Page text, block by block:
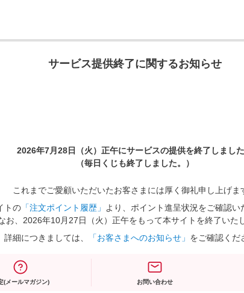
サービス提供終了に関するお知らせ
2026年7月28日（火）正午にサービスの提供を終了しました
（毎日くじも終了しました。）
これまでご愛顧いただいたお客さまには厚く御礼申し上げま
トの 「注文ポイント履歴」
より、ポイント進呈状況をご確認い
お、2026年10月27日（火）正午をもって本サイトを終了いた
詳細につきましては、
「お客さまへのお知らせ」 をご確認くだ
(メールマガジン) お問い合わせ